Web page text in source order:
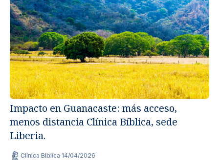
Impacto en Guanacaste: más acceso,
menos distancia Clínica Bíblica, sede
Liberia.
Clínica Bíblica·14/04/2026